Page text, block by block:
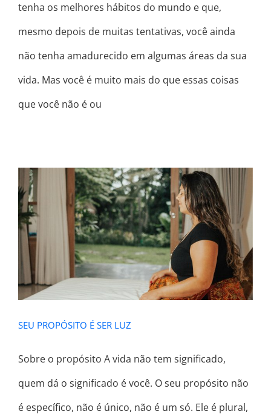
tenha os melhores hábitos do mundo e que,
mesmo depois de muitas tentativas, você ainda
não tenha amadurecido em algumas áreas da sua
vida. Mas você é muito mais do que essas coisas
que você não é ou
SEU PROPÓSITO É SER LUZ
SEU PROPÓSITO É SER LUZ
Sobre o propósito A vida não tem significado,
quem dá o significado é você. O seu propósito não
é específico, não é único, não é um só. Ele é plural,